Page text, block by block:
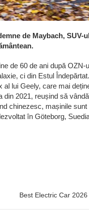
de Maybach, SUV-
de 60 de ani după OZN-
ci din Estul
al lui Geely, care mai
din 2021, reușind să
chinezesc, mașinile
în Göteborg,
Best Electric Car